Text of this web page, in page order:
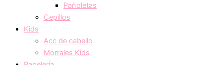
Pañoletas
Cepillos
Kids
Acc de cabello
Morrales Kids